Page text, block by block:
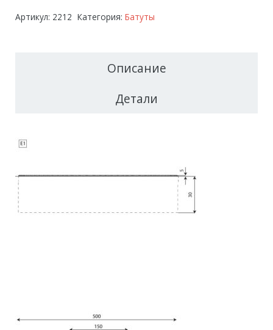
Артикул: 2212 Категория: Батуты
Описание
Детали